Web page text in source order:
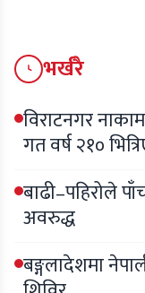
भर्खरै
विराटनगर
गत वर्ष २१०
बाढी–पहिरोले
अवरुद्ध
बङ्गलादेशमा